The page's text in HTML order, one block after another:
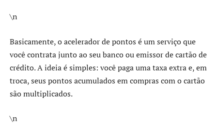
\n
Basicamente, o acelerador de pontos é um serviço que
você contrata junto ao seu banco ou emissor de cartão de
crédito. A ideia é simples: você paga uma taxa extra e, em
troca, seus pontos acumulados em compras com o cartão
são multiplicados.
\n